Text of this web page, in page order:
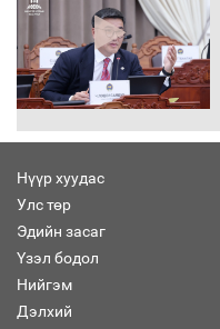
Нүүр хуудас
Улс төр
Эдийн засаг
Үзэл бодол
Нийгэм
Дэлхий